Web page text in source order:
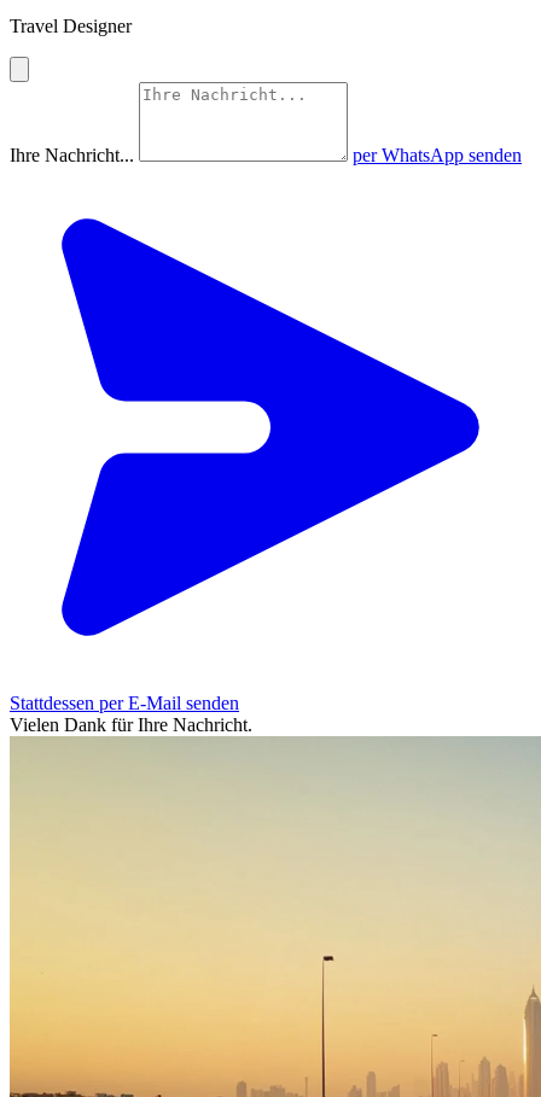
Travel Designer
Ihre Nachricht... per WhatsApp senden
Stattdessen per E-Mail senden
Vielen Dank für Ihre Nachricht.